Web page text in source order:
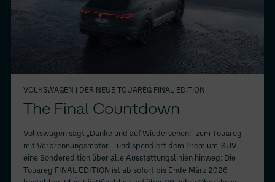
VOLKSWAGEN | DER NEUE TOUAREG FINAL EDITION
The Final Countdown
Volkswagen sagt „Danke und auf Wiedersehen!“ zum Touareg
mit Verbrennungsmotor – und spendiert dem Premium-SUV
eine Sonderedition über alle Ausstattungslinien hinweg: Die
Touareg FINAL EDITION ist ab sofort bis Ende März 2026